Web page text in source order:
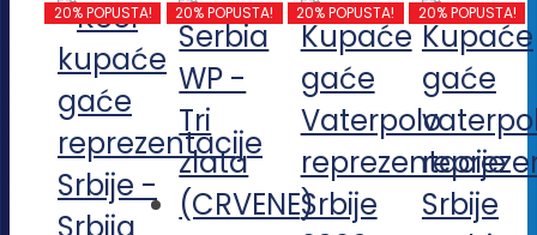
20% POPUSTA! 20% POPUSTA! 20% POPUSTA! 20% POPUSTA!